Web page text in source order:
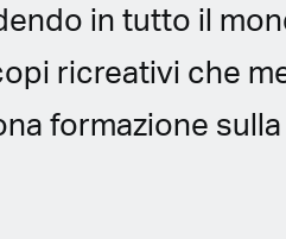
in tutto il
ricreativi che
formazione